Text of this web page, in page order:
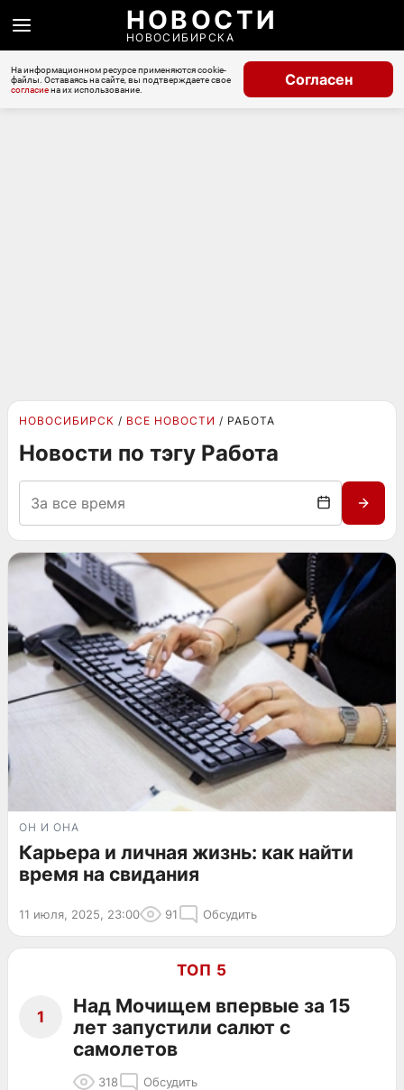
НОВОСТИ
НОВОСИБИРСКА
На информационном ресурсе применяются cookie-
файлы. Оставаясь на сайте, вы подтверждаете свое
согласиена их использование.
Согласен
НОВОСИБИРСК ВСЕ НОВОСТИ РАБОТА
Новости по тэгу Работа
ОН И ОНА
Карьера и личная жизнь: как найти
время на свидания
11 июля, 2025, 23:00 91 Обсудить
ТОП 5
1
Над Мочищем впервые за 15
лет запустили салют с
самолетов
318 Обсудить